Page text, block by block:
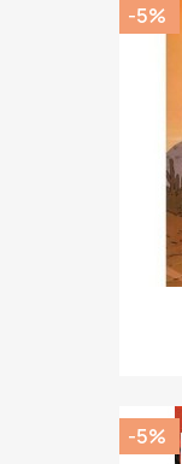
-5%
-5%